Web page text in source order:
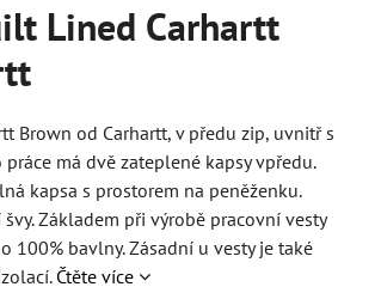
Lined Carhartt
Brown od Carhartt, v předu zip, uvnitř s
má dvě zateplené kapsy vpředu.
kapsa s prostorem na peněženku.
Základem při výrobě pracovní vesty
100% bavlny. Zásadní u vesty je také
Čtěte více